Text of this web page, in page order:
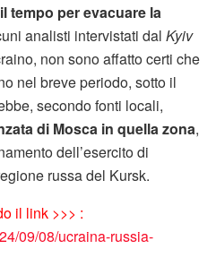
tempo per evacuare la
analisti intervistati dal Kyiv
non sono affatto certi che
nel breve periodo, sotto il
secondo fonti locali,
di Mosca in quella zona,
dell’esercito di
russa del Kursk.
il link >>> :
09/08/ucraina-russia-